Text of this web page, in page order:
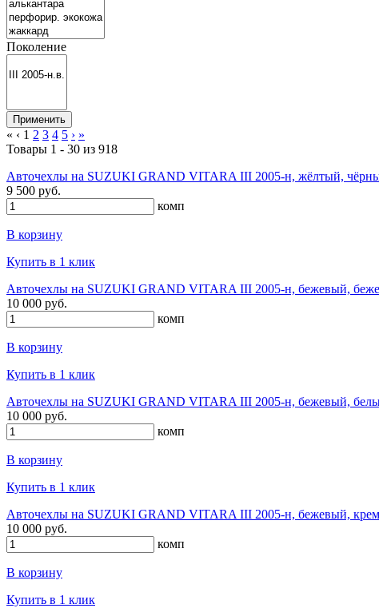
Поколение
« ‹ 1 2 3 4 5 › »
Товары 1 - 30 из 918
Авточехлы на SUZUKI GRAND VITARA III 2005-н, жёлтый,
9 500 руб.
комп
В корзину
Купить в 1 клик
Авточехлы на SUZUKI GRAND VITARA III 2005-н, бежевый,
10 000 руб.
комп
В корзину
Купить в 1 клик
Авточехлы на SUZUKI GRAND VITARA III 2005-н, бежевый,
10 000 руб.
комп
В корзину
Купить в 1 клик
Авточехлы на SUZUKI GRAND VITARA III 2005-н, бежевый, крем,
10 000 руб.
комп
В корзину
Купить в 1 клик